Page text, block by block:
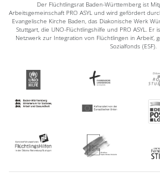
Der Flüchtlingsrat Baden-Württemberg ist
Arbeitsgemeinschaft PRO ASYL und wird gefördert
Evangelische Kirche Baden, das Diakonische Werk
Stuttgart, die UNO-Flüchtlingshilfe und PRO ASYL. Er
Netzwerk zur Integration von Flüchtlingen in
Sozialfonds (ESF).